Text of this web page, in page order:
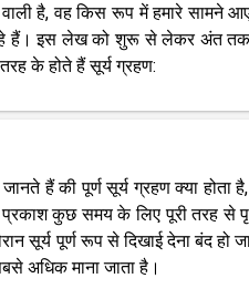
है, वह किस रूप में हमारे सामने
हैं। इस लेख को शुरू से लेकर अंत तक
के होते हैं सूर्य ग्रहण:
हैं की पूर्ण सूर्य ग्रहण क्या होता
कुछ समय के लिए पूरी तरह से
सूर्य पूर्ण रूप से दिखाई देना बंद हो
अधिक माना जाता है।